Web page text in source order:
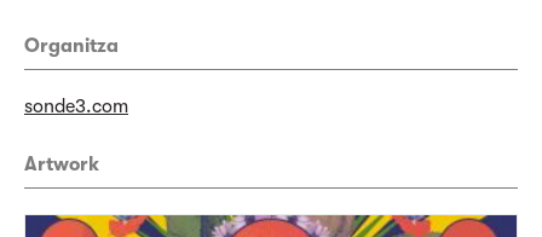
Organitza
sonde3.com
Artwork